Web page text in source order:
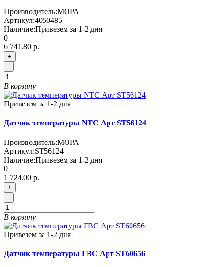
Производитель:МОРА
Артикул:4050485
Наличие:Привезем за 1-2 дня
0
6 741.80 р.
+
-
В корзину
Привезем за 1-2 дня
Датчик температуры NTC Арт ST56124
Производитель:МОРА
Артикул:ST56124
Наличие:Привезем за 1-2 дня
0
1 724.00 р.
+
-
В корзину
Привезем за 1-2 дня
Датчик температуры ГВС Арт ST60656